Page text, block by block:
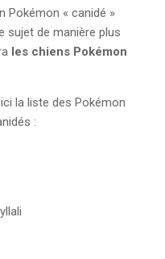
Pokémon « canidé »
sujet de manière plus
les chiens Pokémon
la liste des Pokémon
: